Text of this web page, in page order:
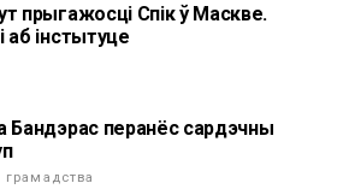
прыгажосці Спік ў Маскве.
аб інстытуце
Бандэрас перанёс сардэчны
грамадства